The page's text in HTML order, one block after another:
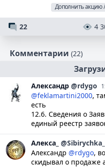
Дополнить акцию
22 4
Комментарии (22)
Александр @rdygo
@feklamartini2000,
есть
12.6. Сведения о
единый реестр
Алекса_
Александр @rdygo,
скидывал о продаже